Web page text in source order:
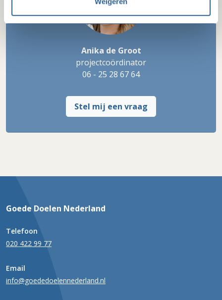
Anika de Groot
projectcoördinator
06 - 25 28 67 64
Stel mij een vraag
Goede Doelen Nederland
Telefoon
020 422 99 77
Email
info@goededoelennederland.nl